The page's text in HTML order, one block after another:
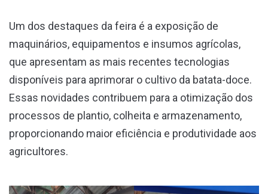
Um dos destaques da feira é a exposição de
maquinários, equipamentos e insumos agrícolas,
que apresentam as mais recentes tecnologias
disponíveis para aprimorar o cultivo da batata-doce.
Essas novidades contribuem para a otimização dos
processos de plantio, colheita e armazenamento,
proporcionando maior eficiência e produtividade aos
agricultores.